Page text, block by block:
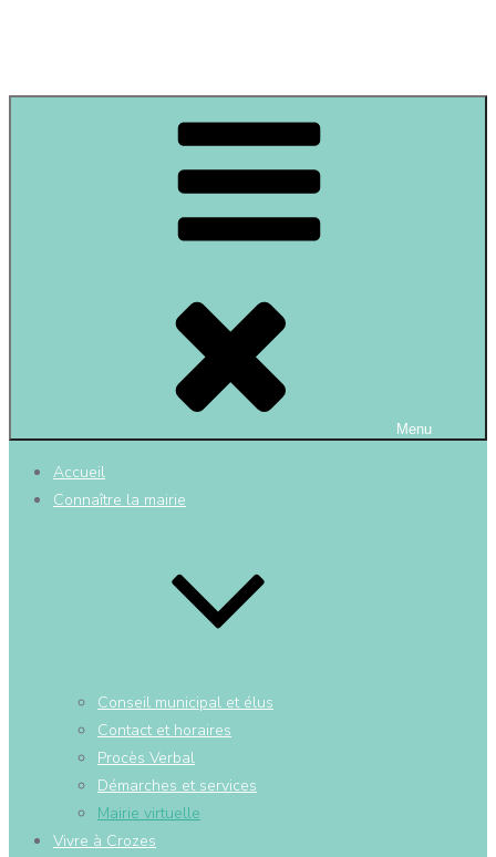
Menu
Accueil
Connaître la mairie
Conseil municipal et élus
Contact et horaires
Procès Verbal
Démarches et services
Mairie virtuelle
Vivre à Crozes